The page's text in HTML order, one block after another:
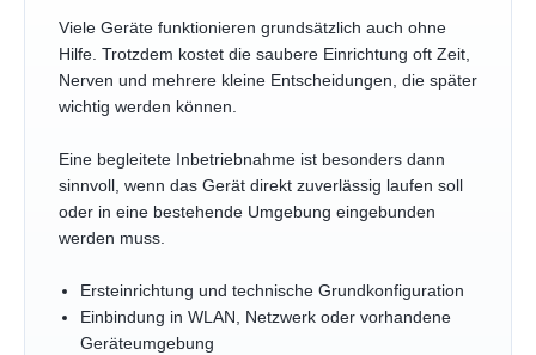
Viele Geräte funktionieren grundsätzlich auch ohne
Hilfe. Trotzdem kostet die saubere Einrichtung oft Zeit,
Nerven und mehrere kleine Entscheidungen, die später
wichtig werden können.
Eine begleitete Inbetriebnahme ist besonders dann
sinnvoll, wenn das Gerät direkt zuverlässig laufen soll
oder in eine bestehende Umgebung eingebunden
werden muss.
Ersteinrichtung und technische Grundkonfiguration
Einbindung in WLAN, Netzwerk oder vorhandene
Geräteumgebung